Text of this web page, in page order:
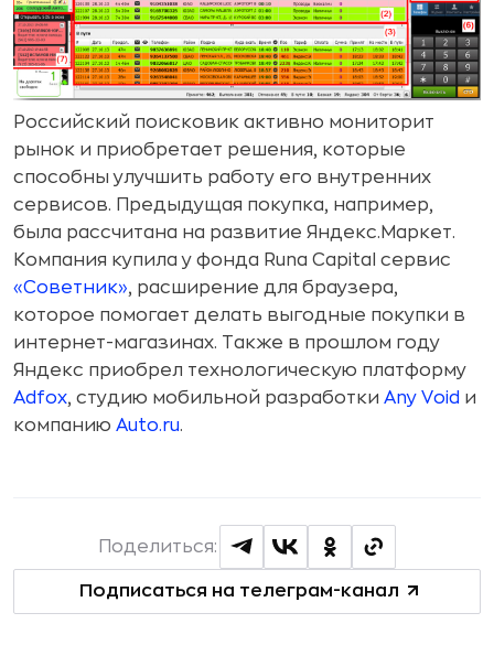
Российский поисковик активно мониторит
рынок и приобретает решения, которые
способны улучшить работу его внутренних
сервисов. Предыдущая покупка, например,
была рассчитана на развитие Яндекс.Маркет.
Компания купила у фонда Runa Capital сервис
«Советник», расширение для браузера,
которое помогает делать выгодные покупки в
интернет-магазинах. Также в прошлом году
Яндекс приобрел технологическую платформу
Adfox, студию мобильной разработки Any Void и
компанию Auto.ru.
Подписаться на телеграм-канал
Поделиться: